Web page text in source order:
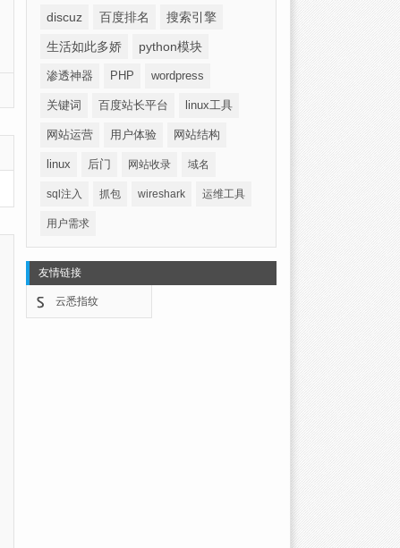
discuz 百度排名 搜索引擎
生活如此多娇 python模块
渗透神器 PHP wordpress
关键词 百度站长平台 linux工具
网站运营 用户体验 网站结构
linux 后门 网站收录 域名
sql注入 抓包 wireshark 运维工具
用户需求
友情链接
云悉指纹